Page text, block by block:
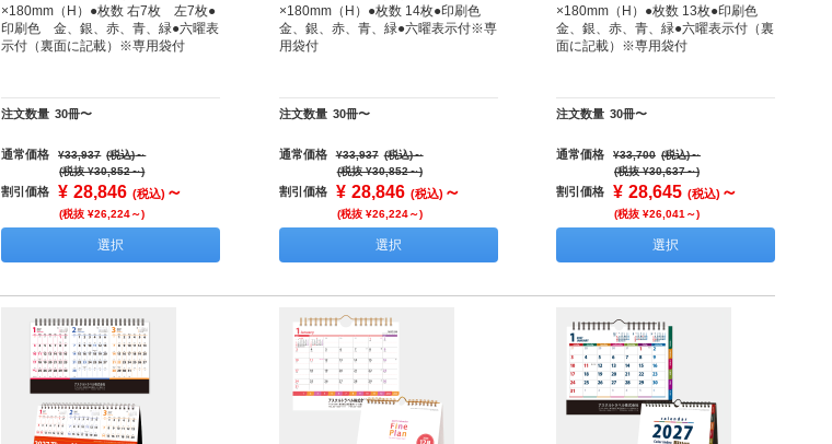
×180mm（H）●枚数 右7枚 左7枚●
印刷色 金、銀、赤、青、緑●六曜表
示付（裏面に記載）※専用袋付
注文数量 30冊〜
通常価格 ¥33,937 (税込)～
(税抜 ¥30,852～)
割引価格 ¥ 28,846 (税込) ～
(税抜 ¥26,224～)
選択
×180mm（H）●枚数 14枚●印刷色
金、銀、赤、青、緑●六曜表示付※専
用袋付
注文数量 30冊〜
通常価格 ¥33,937 (税込)～
(税抜 ¥30,852～)
割引価格 ¥ 28,846 (税込) ～
(税抜 ¥26,224～)
選択
×180mm（H）●枚数 13枚●印刷色
金、銀、赤、青、緑●六曜表示付（裏
面に記載）※専用袋付
注文数量 30冊〜
通常価格 ¥33,700 (税込)～
(税抜 ¥30,637～)
割引価格 ¥ 28,645 (税込) ～
(税抜 ¥26,041～)
選択